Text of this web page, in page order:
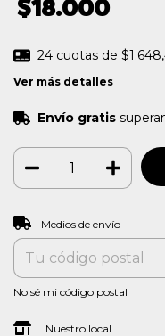
$18.000
24 cuotas de
Ver más detalles
Envío gratis
Entregas para el CP:
Medios de envío
No sé mi código postal
Nuestro local